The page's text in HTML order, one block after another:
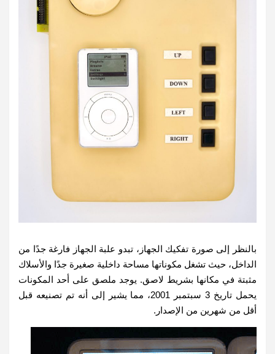
بالنظر إلى صورة تفكيك الجهاز، تبدو علبة الجهاز فارغة جدًا من
الداخل، حيث تشغل مكوناتها مساحة داخلية صغيرة جدًا والأسلاك
مثبتة في مكانها بشريط لاصق. يوجد ملصق على أحد المكونات
يحمل تاريخ 3 سبتمبر 2001، مما يشير إلى أنه تم تصنيعه قبل
أقل من شهرين من الإصدار.